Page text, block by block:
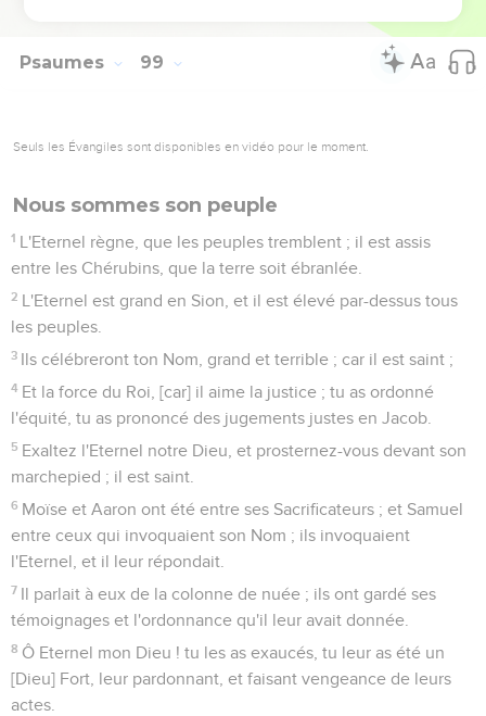
Psaumes 99
Seuls les Évangiles sont disponibles en vidéo pour le moment.
Nous sommes son peuple
1 L'Eternel règne, que les peuples tremblent ; il est assis
entre les Chérubins, que la terre soit ébranlée.
2 L'Eternel est grand en Sion, et il est élevé par-dessus tous
les peuples.
3 Ils célébreront ton Nom, grand et terrible ; car il est saint ;
4 Et la force du Roi, [car] il aime la justice ; tu as ordonné
l'équité, tu as prononcé des jugements justes en Jacob.
5 Exaltez l'Eternel notre Dieu, et prosternez-vous devant son
marchepied ; il est saint.
6 Moïse et Aaron ont été entre ses Sacrificateurs ; et Samuel
entre ceux qui invoquaient son Nom ; ils invoquaient
l'Eternel, et il leur répondait.
7 Il parlait à eux de la colonne de nuée ; ils ont gardé ses
témoignages et l'ordonnance qu'il leur avait donnée.
8 Ô Eternel mon Dieu ! tu les as exaucés, tu leur as été un
[Dieu] Fort, leur pardonnant, et faisant vengeance de leurs
actes.